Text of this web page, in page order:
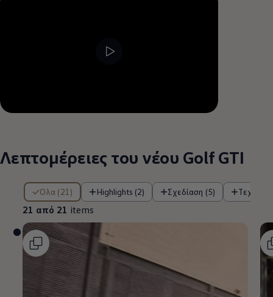
Remaining time, --:--
Λεπτομέρειες του νέου Golf GTI
Όλα (21) Highlights (2) Σχεδίαση (5)
21 από 21 items
21 από 21 items